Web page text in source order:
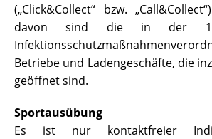
(„Click&Collect“ bzw.
davon sind die in der 12.
Betriebe und Ladengeschäfte, die
geöffnet sind.
Sportausübung
Es ist nur kontaktfreier